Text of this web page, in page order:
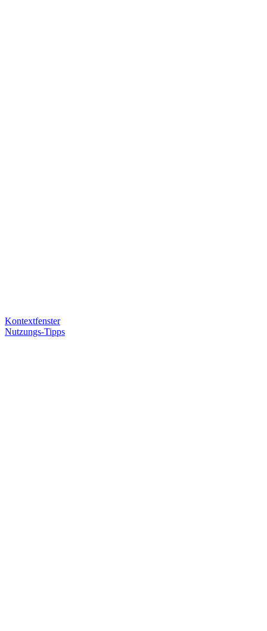
Kontextfenster
Nutzungs-Tipps